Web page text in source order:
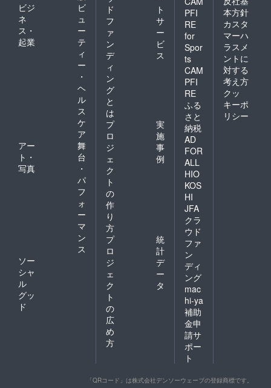
ビジ
ネ
ス・
起業
ビ
ュ
ー
テ
ィ
ー
・
ヘ
ル
ス
ケ
ア
アー
ト・
写真
舞
台
・
パ
フ
ォ
ー
マ
ン
ス
ソー
シャ
ル
グッ
ド
ド
フ
ァ
ン
デ
ィ
ン
グ
と
は
ト
サ
ー
ビ
ス
プ
ロ
ジ
ェ
ク
ト
の
作
り
方
実
施
事
例
プ
ロ
ジ
ェ
ク
ト
の
広
め
方
統
計
デ
ー
タ
PFI
RE
for
Spor
ts
CAM
PFI
RE
ふる
さと
納税
AD
FOR
ALL
HIO
KOS
HI
JFA
クラ
ウド
ファ
ン
ディ
ング
mac
hi-ya
補助
金申
請サ
ポー
ト
本方針
カスタ
マーハ
ラスメ
ントに
対する
考え方
クッ
キーポ
リシー
「QRコード」は株式会社デンソーウェーブの登録商標です。